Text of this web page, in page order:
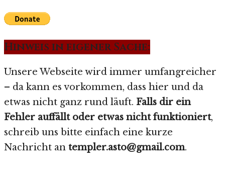
Hinweis in eigener Sache:
Unsere Webseite wird immer umfangreicher
– da kann es vorkommen, dass hier und da
etwas nicht ganz rund läuft. Falls dir ein
Fehler auffällt oder etwas nicht funktioniert,
schreib uns bitte einfach eine kurze
Nachricht an templer.asto@gmail.com.